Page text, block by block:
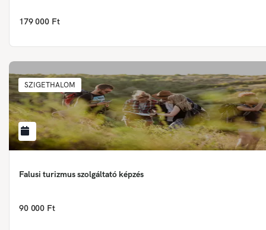
179 000 Ft
SZIGETHALOM
Falusi turizmus szolgáltató képzés
90 000 Ft